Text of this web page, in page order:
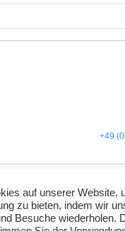
+49
auf unserer Website,
zu bieten, indem wir
Besuche wiederholen.